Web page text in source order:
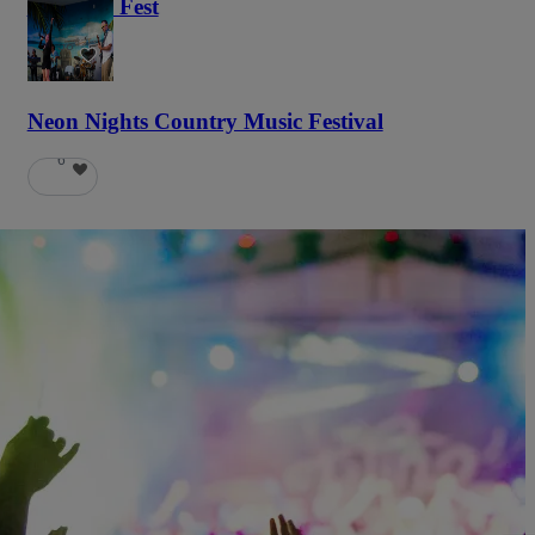
Haunted Fest
58
Neon Nights Country Music Festival
6